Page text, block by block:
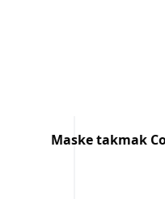
Maske takmak